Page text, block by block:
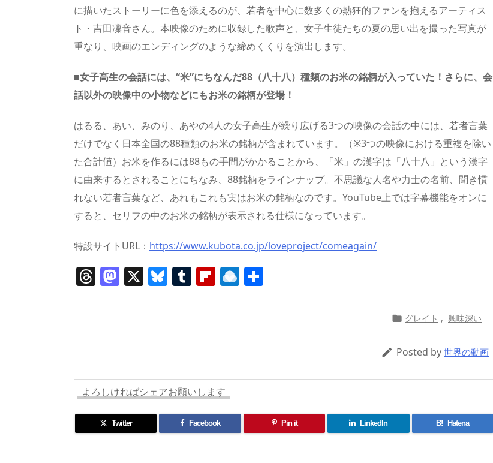
に描いたストーリーに色を添えるのが、若者を中心に数多くの熱狂的ファンを抱えるアーティス
ト・吉田凜音さん。本映像のために収録した歌声と、女子生徒たちの夏の思い出を撮った写真が
重なり、映画のエンディングのような締めくくりを演出します。
■女子高生の会話には、“米”にちなんだ88（八十八）種類のお米の銘柄が入っていた！さらに、会
話以外の映像中の小物などにもお米の銘柄が登場！
はるる、あい、みのり、あやの4人の女子高生が繰り広げる3つの映像の会話の中には、若者言葉
だけでなく日本全国の88種類のお米の銘柄が含まれています。（※3つの映像における重複を除い
た合計値）お米を作るには88もの手間がかかることから、「米」の漢字は「八十八」という漢字
に由来するとされることにちなみ、88銘柄をラインナップ。不思議な人名や力士の名前、聞き慣
れない若者言葉など、あれもこれも実はお米の銘柄なのです。YouTube上では字幕機能をオンに
すると、セリフの中のお米の銘柄が表示される仕様になっています。
特設サイトURL： https://www.kubota.co.jp/loveproject/comeagain/
T
s
M
o
n
X Bl T Fl
d
R
p.
 グレイト , 興味深い
 Posted by 世界の動画
よろしければシェアお願いします
Twitter Facebook Pin it LinkedIn B! Hatena